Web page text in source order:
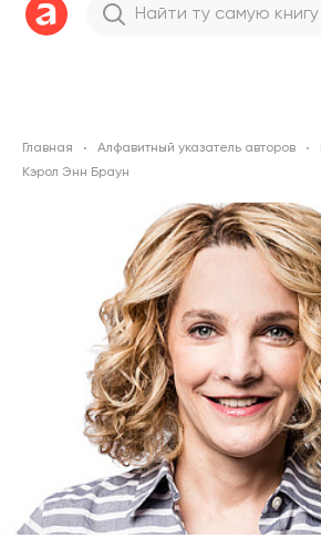
Главная Алфавитный указатель авторов
Кэрол Энн Браун